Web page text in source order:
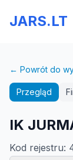
JARS.LT
← Powrót do
Przegląd
IK
Kod rejestru: